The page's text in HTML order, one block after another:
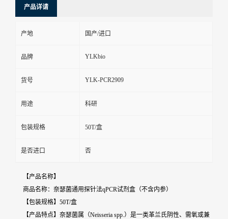
产品详请
产地 国产/进口
品牌 YLKbio
货号 YLK-PCR2909
用途 科研
包装规格 50T/盒
是否进口 否
【产品名称】
商品名称：奈瑟菌通用探针法qPCR试剂盒（不含内参）
【包装规格】50T/盒
【产品特点】奈瑟菌属（Neisseria spp.）是一类革兰氏阴性、需氧或兼